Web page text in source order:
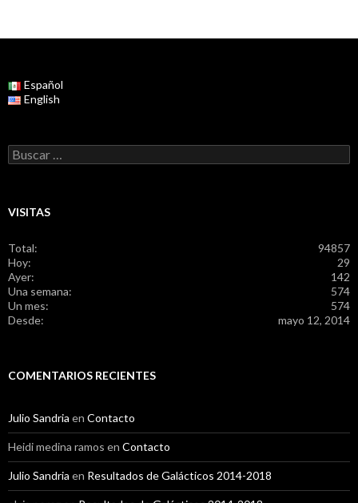
Español
English
Buscar:
VISITAS
94857
Total:
29
Hoy:
142
Ayer:
574
Una semana:
574
Un mes:
mayo 12, 2014
Desde:
COMENTARIOS RECIENTES
Julio Sandria en Contacto
Heidi medina ramos en Contacto
Julio Sandria en Resultados de Galácticos 2014-2018